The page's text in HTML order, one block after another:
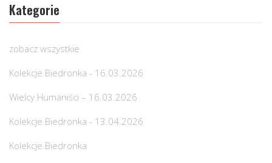
Kategorie
zobacz wszystkie
Kolekcje Biedronka - 16.03.2026
Wielcy Humaniści – 16.03.2026
Kolekcje Biedronka - 13.04.2026
Kolekcje Biedronka